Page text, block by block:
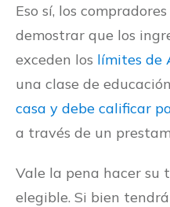
Eso sí, los
demostrar que los
exceden los límites de
una clase de
casa y debe calificar
a través de un
Vale la pena hacer su
elegible. Si bien